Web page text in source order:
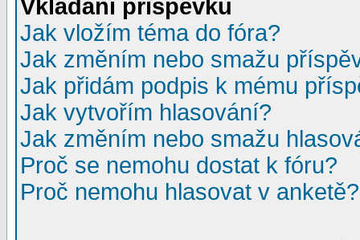
Vkládání příspěvků
Jak vložím téma do fóra?
Jak změním nebo smažu
Jak přidám podpis k mému
Jak vytvořím hlasování?
Jak změním nebo smažu
Proč se nemohu dostat k fóru?
Proč nemohu hlasovat v anketě?